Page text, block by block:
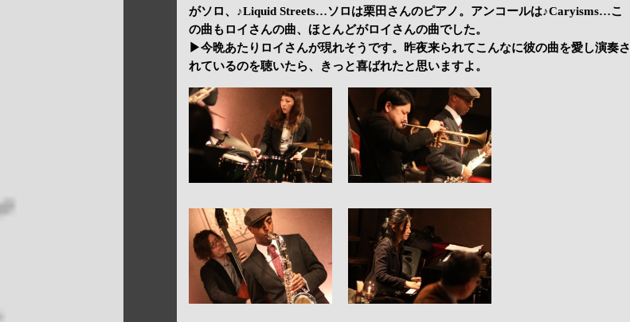
がソロ、♪Liquid Streets…ソロは栗田さんのピアノ。アンコールは♪Caryisms…こ
の曲もロイさんの曲、ほとんどがロイさんの曲でした。
▶今晩あたりロイさんが現れそうです。昨夜来られてこんなに彼の曲を愛し演奏さ
れているのを聴いたら、きっと喜ばれたと思いますよ。